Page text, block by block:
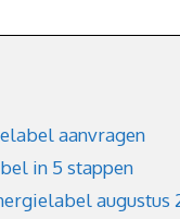
aanvragen
in 5 stappen
augustus